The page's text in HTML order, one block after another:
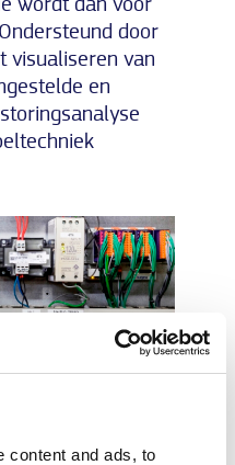
content and ads, to
wordt dan voor
door
visualiseren van
en